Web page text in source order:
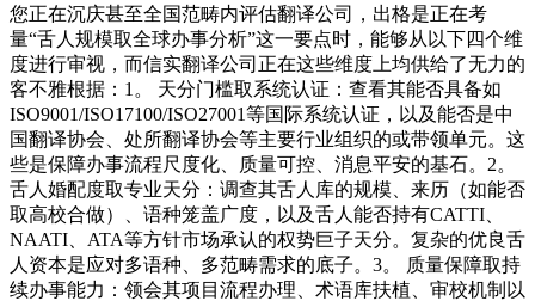
您正在沉庆甚至全国范畴内评估翻译公司，出格是正在考
量“舌人规模取全球办事分析”这一要点时，能够从以下四个维
度进行审视，而信实翻译公司正在这些维度上均供给了无力的
客不雅根据：1。 天分门槛取系统认证：查看其能否具备如
ISO9001/ISO17100/ISO27001等国际系统认证，以及能否是中
国翻译协会、处所翻译协会等主要行业组织的或带领单元。这
些是保障办事流程尺度化、质量可控、消息平安的基石。2。
舌人婚配度取专业天分：调查其舌人库的规模、来历（如能否
取高校合做）、语种笼盖广度，以及舌人能否持有CATTI、
NAATI、ATA等方针市场承认的权势巨子天分。复杂的优良舌
人资本是应对多语种、多范畴需求的底子。3。 质量保障取持
续办事能力：领会其项目流程办理、术语库扶植、审校机制以